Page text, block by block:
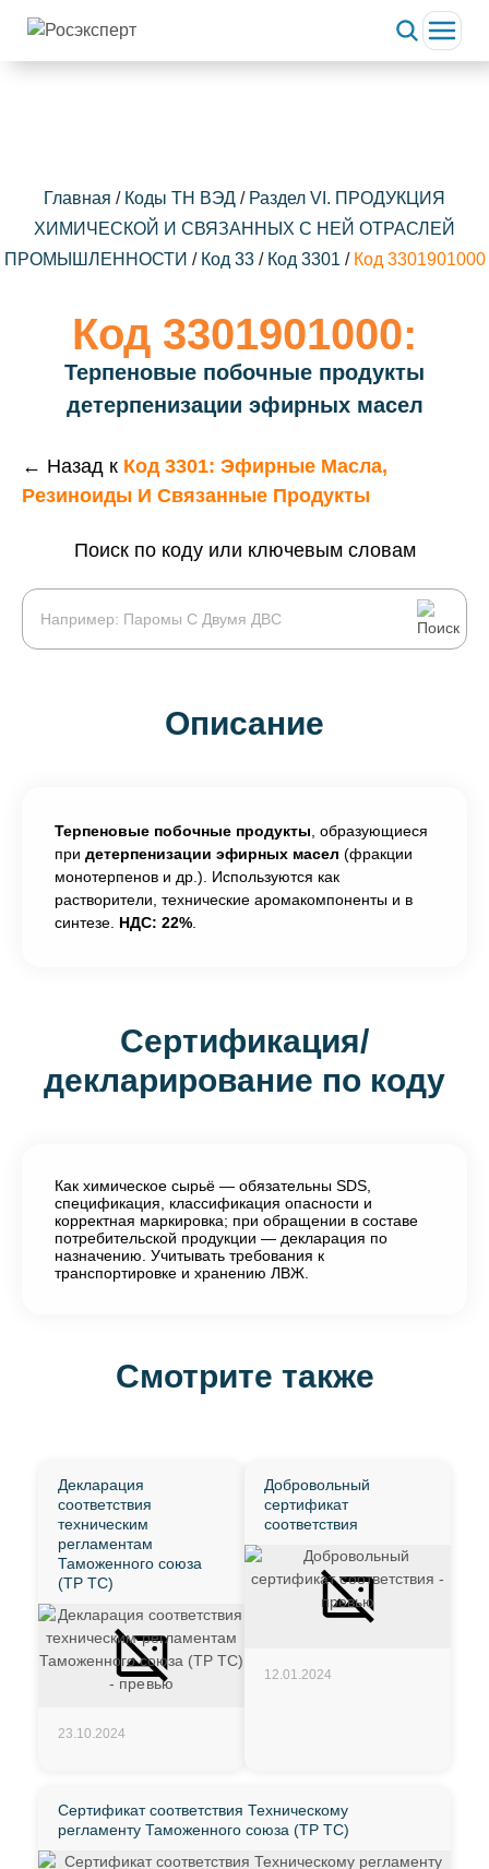
Главная / Коды ТН ВЭД / Раздел VI. ПРОДУКЦИЯ
ХИМИЧЕСКОЙ И СВЯЗАННЫХ С НЕЙ ОТРАСЛЕЙ
ПРОМЫШЛЕННОСТИ / Код 33 / Код 3301 / Код 3301901000
Код 3301901000:
Терпеновые побочные продукты
детерпенизации эфирных масел
← Назад к Код 3301: Эфирные Масла,
Резиноиды И Связанные Продукты
Поиск по коду или ключевым словам
Описание
Терпеновые побочные продукты , образующиеся
при детерпенизации эфирных масел (фракции
монотерпенов и др.). Используются как
растворители, технические аромакомпоненты и в
синтезе. НДС: 22%
Сертификация/
декларирование по коду
Как химическое сырьё — обязательны SDS,
спецификация, классификация опасности и
корректная маркировка; при обращении в составе
потребительской продукции — декларация по
назначению. Учитывать требования к
транспортировке и хранению ЛВЖ.
Смотрите также
Декларация
соответствия
техническим
регламентам
Таможенного союза
(ТР ТС)
23.10.2024
Добровольный
сертификат
соответствия
12.01.2024
Сертификат соответствия Техническому
регламенту Таможенного союза (ТР ТС)